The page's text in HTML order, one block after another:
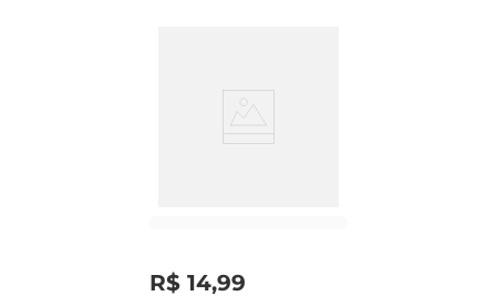
diversos ingredientes, permitindo que você crie
dia a dia, pois já vem pronto para uso. Basta abrir
R$ 14,99